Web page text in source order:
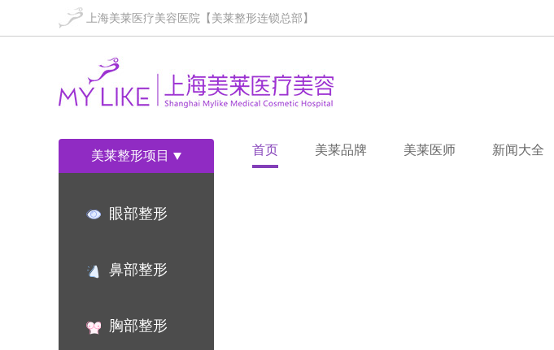
上海美莱医疗美容医院【美莱整形连锁总部】
美莱整形项目
眼部整形
鼻部整形
胸部整形
首页 美莱品牌 美莱医师 新闻大全